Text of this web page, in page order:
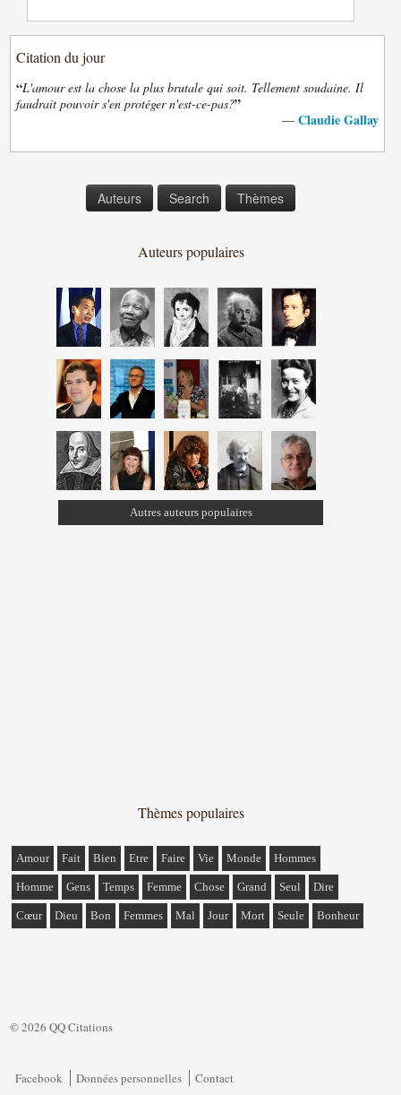
Citation du jour
“L'amour est la chose la plus brutale qui soit. Tellement soudaine. Il
faudrait pouvoir s'en protéger n'est-ce-pas?”
— Claudie Gallay
Auteurs Search Thèmes
Auteurs populaires
Autres auteurs populaires
Thèmes populaires
Amour Fait Bien Etre Faire Vie Monde Hommes
Homme Gens Temps Femme Chose Grand Seul Dire
Cœur Dieu Bon Femmes Mal Jour Mort Seule Bonheur
© 2026 QQ Citations
Facebook Données personnelles Contact